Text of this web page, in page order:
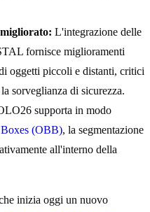
L'integrazione delle
fornisce miglioramenti
oggetti piccoli e distanti, critici
sorveglianza di sicurezza.
supporta in modo
(OBB), la segmentazione
all'interno della
inizia oggi un nuovo